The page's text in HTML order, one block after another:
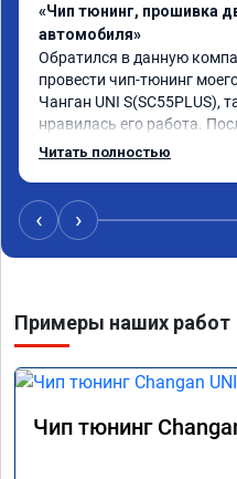
«Чип тюнинг, прошивка
автомобиля»
Обратился в данную
провести чип-тюнинг
Чанган UNI S(SC55PLUS),
нравилась его работа.
автомобиль стал вести
прошивки ощутимая!
мастеру Роману! Сделал
грамотно! Желаю
Читать полностью
‹ ›
Примеры наших работ
Чип тюнинг